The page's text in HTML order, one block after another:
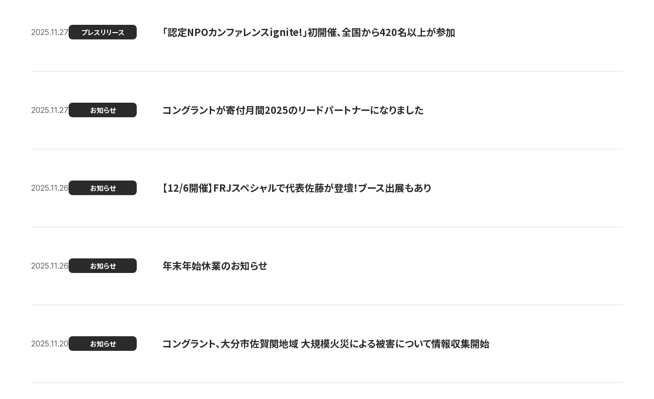
2025.11.27 プレスリリース 「認定NPOカンファレンスignite!」初開催、全国から420名以上が参加
2025.11.27 お知らせ コングラントが寄付月間2025のリードパートナーになりました
2025.11.26 お知らせ 【12/6開催】FRJスペシャルで代表佐藤が登壇！ブース出展もあり
2025.11.26 お知らせ 年末年始休業のお知らせ
2025.11.20 お知らせ コングラント、大分市佐賀関地域 大規模火災による被害について情報収集開始